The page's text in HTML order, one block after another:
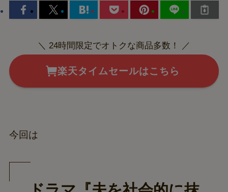
＼ 24時間限定でオトクな商品多数！ ／
楽天タイムセールはこちら
今回は